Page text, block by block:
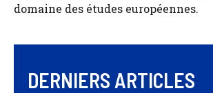
domaine des études européennes.
DERNIERS ARTICLES